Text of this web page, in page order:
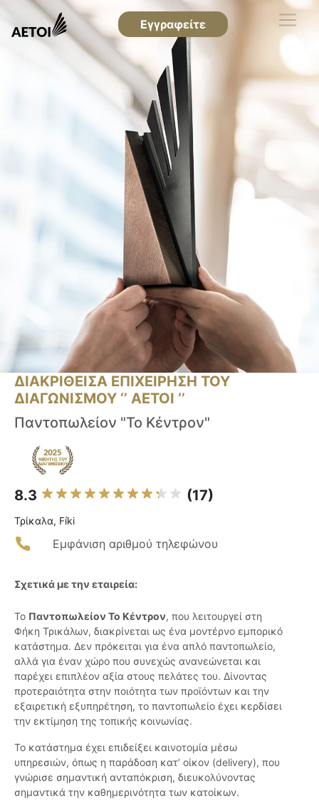
Εγγραφείτε
ΔΙΑΚΡΙΘΕΙΣΑ ΕΠΙΧΕΙΡΗΣΗ ΤΟΥ
ΔΙΑΓΩΝΙΣΜΟΥ ‘’ ΑΕΤΟΙ ‘’
Παντοπωλείον "Το Κέντρον"
8.3 (17)
Τρίκαλα, Fíki
Εμφάνιση αριθμού τηλεφώνου
Σχετικά με την εταιρεία:
Το Παντοπωλείον Το Κέντρον, που λειτουργεί στη
Φήκη Τρικάλων, διακρίνεται ως ένα μοντέρνο εμπορικό
κατάστημα. Δεν πρόκειται για ένα απλό παντοπωλείο,
αλλά για έναν χώρο που συνεχώς ανανεώνεται και
παρέχει επιπλέον αξία στους πελάτες του. Δίνοντας
προτεραιότητα στην ποιότητα των προϊόντων και την
εξαιρετική εξυπηρέτηση, το παντοπωλείο έχει κερδίσει
την εκτίμηση της τοπικής κοινωνίας.
Το κατάστημα έχει επιδείξει καινοτομία μέσω
υπηρεσιών, όπως η παράδοση κατ’ οίκον (delivery), που
γνώρισε σημαντική ανταπόκριση, διευκολύνοντας
σημαντικά την καθημερινότητα των κατοίκων.